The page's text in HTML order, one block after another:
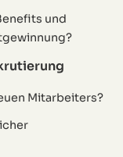
und
Mitarbeiters?